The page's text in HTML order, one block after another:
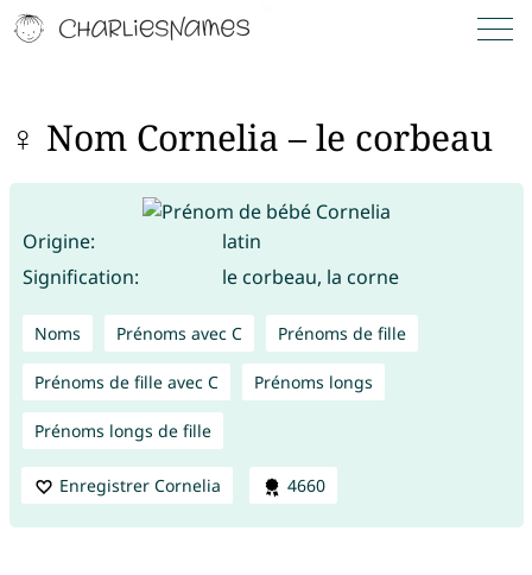
♀ Nom Cornelia – le corbeau
Origine:
latin
Signification:
le corbeau, la corne
Noms Prénoms avec C Prénoms de fille
Prénoms de fille avec C Prénoms longs
Prénoms longs de fille
Enregistrer Cornelia 4660